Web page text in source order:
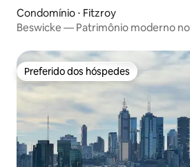
Condomínio ⋅ Fitzroy
Beswicke — Patrimônio moderno
Preferido dos hóspedes
Preferido dos hóspedes